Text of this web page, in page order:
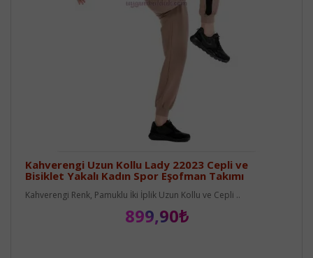
Kahverengi Uzun Kollu Lady 22023 Cepli ve
Bisiklet Yakalı Kadın Spor Eşofman Takımı
Kahverengi Renk, Pamuklu İki İplik Uzun Kollu ve Cepli ..
899,90₺